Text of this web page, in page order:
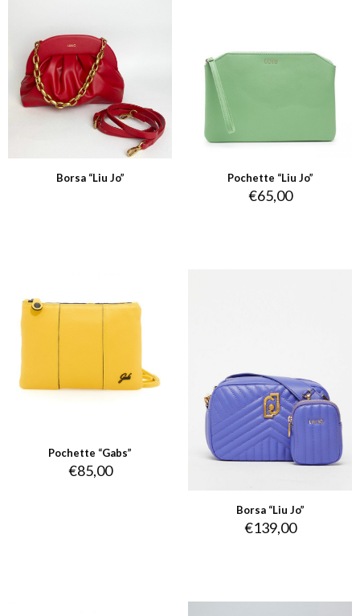
Borsa “Liu Jo” Pochette “Liu Jo”
€65,00
Pochette “Gabs”
€85,00
Borsa “Liu Jo”
€139,00